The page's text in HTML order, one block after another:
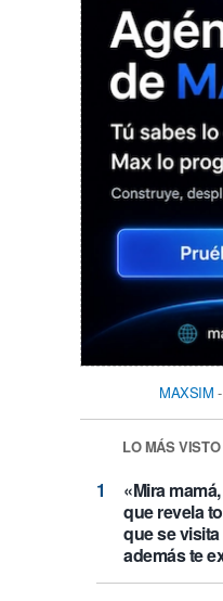
MAXSIM
LO MÁS
«Mira
que revela
que se
además te